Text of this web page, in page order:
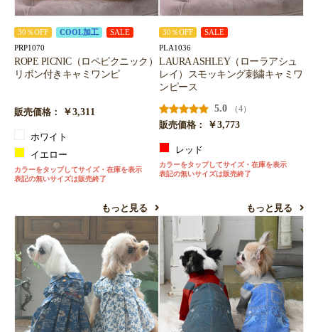
30％OFF COOL加工 SALE
PRP1070
ROPE PICNIC（ロペピクニック）
リボン付きキャミワンピ
販売価格： ￥3,311
ホワイト
イエロー
カラーをタップしてサイズ・在庫を表示
表記の無いサイズは販売終了
もっと見る
30％OFF SALE
PLA1036
LAURA ASHLEY（ローラアシュ
レイ）スモッキング刺繍キャミワ
ンピース
5.0
（4）
販売価格：
￥3,773
レッド
カラーをタップしてサイズ・在庫を表示
表記の無いサイズは販売終了
もっと見る